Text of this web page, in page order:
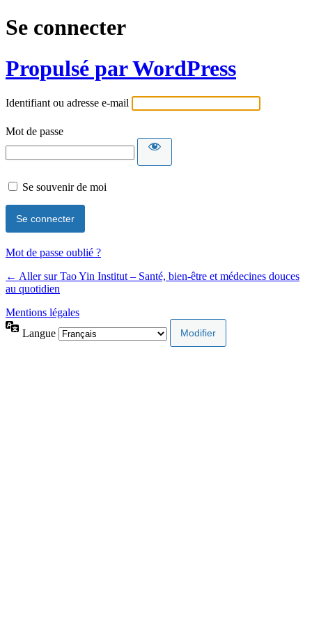
Se connecter
Propulsé par WordPress
Identifiant ou adresse e-mail
Mot de passe
Se souvenir de moi
Mot de passe oublié ?
← Aller sur Tao Yin Institut – Santé, bien-être et médecines douces
au quotidien
Mentions légales
Langue